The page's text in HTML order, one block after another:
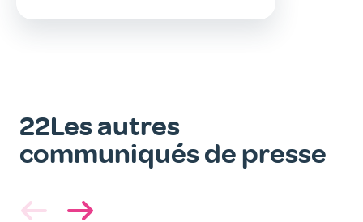
22Les autres
communiqués de presse